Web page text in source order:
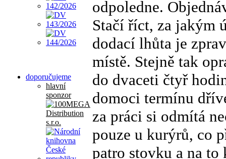
doporučujeme
hlavní
sponzor
odpoledne.
Stačí říct, za jakým
dodací lhůta je
místě. Stejně tak
do dvaceti čtyř
domoci termínu
za práci si odmítá
pouze u kurýrů, co
patro stovku a na to